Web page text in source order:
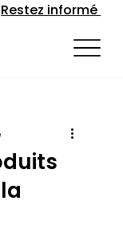
Restez informé